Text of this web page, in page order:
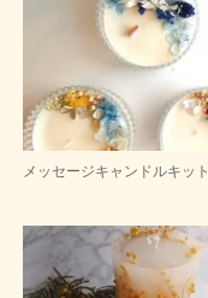
メッセージキャンドルキット